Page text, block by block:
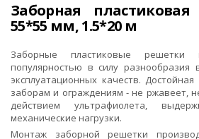
Заборная
55*55 мм, 1.5*20 м
Заборные пластиковые решетки
популярностью в силу разнообразия
эксплуатационных качеств.
заборам и ограждениям - не ржавеет,
действием ультрафиолета,
механические нагрузки.
Монтаж заборной решетки